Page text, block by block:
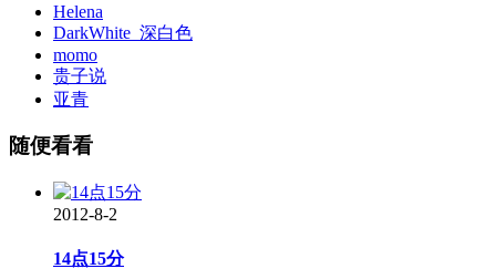
Helena
DarkWhite_深白色
momo
贵子说
亚青
随便看看
2012-8-2
14点15分